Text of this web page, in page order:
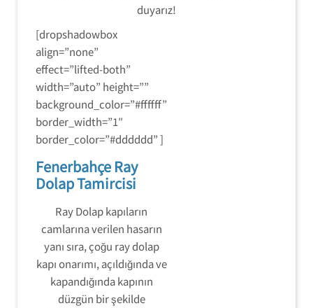
duyarız!
[dropshadowbox
align=”none”
effect=”lifted-both”
width=”auto” height=””
background_color=”#ffffff”
border_width=”1″
border_color=”#dddddd” ]
Fenerbahçe Ray
Dolap Tamircisi
Ray Dolap kapıların
camlarına verilen hasarın
yanı sıra, çoğu ray dolap
kapı onarımı, açıldığında ve
kapandığında kapının
düzgün bir şekilde